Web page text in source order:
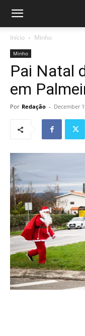
Início Minho
Minho
Pai Natal
em
Por Redação - December